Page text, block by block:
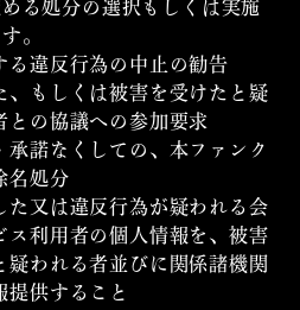
る処分の選択もしくは実施
。
る違反行為の中止の勧告
、もしくは被害を受けたと疑
との協議への参加要求
承諾なくしての、本ファンク
名処分
た又は違反行為が疑われる会
ス利用者の個人情報を、被害
疑われる者並びに関係諸機関
提供すること